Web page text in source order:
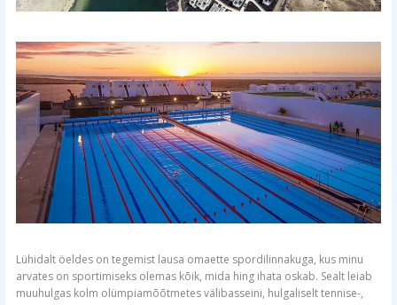
Lühidalt öeldes on tegemist lausa omaette spordilinnakuga, kus minu
arvates on sportimiseks olemas kõik, mida hing ihata oskab. Sealt leiab
muuhulgas kolm olümpiamõõtmetes välibasseini, hulgaliselt tennise-,